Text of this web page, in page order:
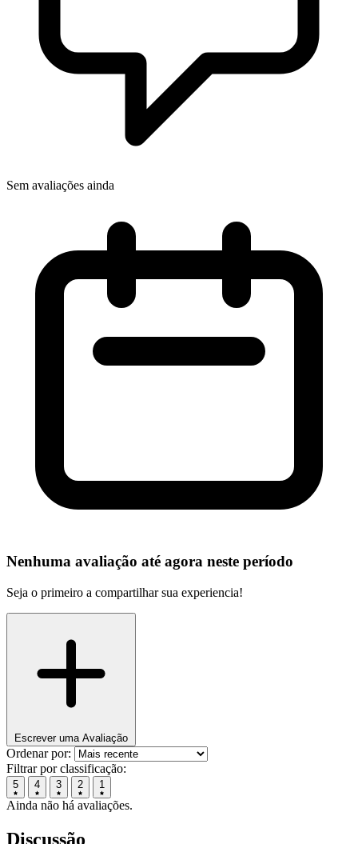
Sem avaliações ainda
Nenhuma avaliação até agora neste período
Seja o primeiro a compartilhar sua experiencia!
Escrever uma Avaliação
Ordenar por:
Filtrar por classificação:
5 4 3 2 1
Ainda não há avaliações.
Discussão